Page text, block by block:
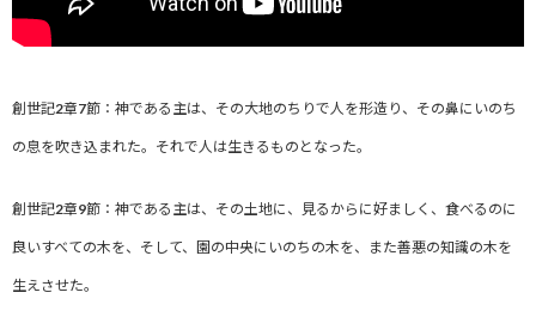
創世記2章7節：神である主は、その大地のちりで人を形造り、 その鼻にいのち
の息を吹き込まれた。 それで人は生きるものとなった。
創世記2章9節：神である主は、その土地に、見るからに好ましく、 食べるのに
良いすべての木を、そして、園の中央にいのちの木を、 また善悪の知識の木を
生えさせた。